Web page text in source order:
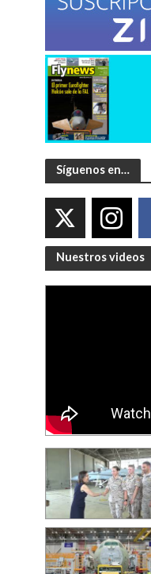
Síguenos en…
Nuestros videos